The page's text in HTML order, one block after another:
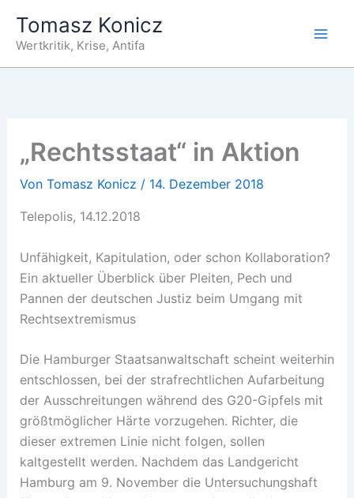
Inhalt
springen
Tomasz Konicz
Wertkritik, Krise, Antifa
„Rechtsstaat“ in Aktion
Von Tomasz Konicz / 14. Dezember 2018
Telepolis, 14.12.2018
Unfähigkeit, Kapitulation, oder schon Kollaboration?
Ein aktueller Überblick über Pleiten, Pech und
Pannen der deutschen Justiz beim Umgang mit
Rechtsextremismus
Die Hamburger Staatsanwaltschaft scheint weiterhin
entschlossen, bei der strafrechtlichen Aufarbeitung
der Ausschreitungen während des G20-Gipfels mit
größtmöglicher Härte vorzugehen. Richter, die
dieser extremen Linie nicht folgen, sollen
kaltgestellt werden. Nachdem das Landgericht
Hamburg am 9. November die Untersuchungshaft